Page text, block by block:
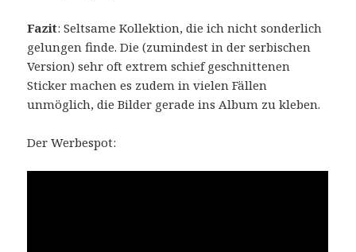
Fazit: Seltsame Kollektion, die ich nicht sonderlich
gelungen finde. Die (zumindest in der serbischen
Version) sehr oft extrem schief geschnittenen
Sticker machen es zudem in vielen Fällen
unmöglich, die Bilder gerade ins Album zu kleben.
Der Werbespot: